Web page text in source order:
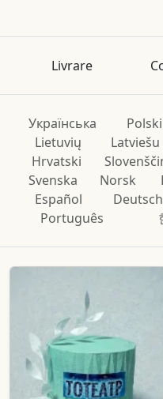
Livrare
Українська Polski
Lietuvių
Latviešu
Hrvatski
Svenska
Norsk
Español
Deutsch
Português